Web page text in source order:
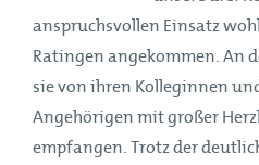
anspruchsvollen Einsatz
Ratingen angekommen. An
sie von ihren Kolleginnen
Angehörigen mit großer
empfangen. Trotz der